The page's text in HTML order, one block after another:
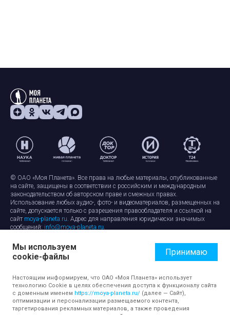
© ОАО «Моя Планета». Все права на любые материалы, опубликованные
на сайте, защищены в соответствии с российским и международным
законодательством об авторском праве и смежных правах.
Использование любых аудио-, фото- и видеоматериалов, размещенных на
сайте, допускается только с разрешения правообладателя и ссылкой на
сайт moya-planeta.ru. Адрес для направления юридически значимых
сообщений: info@moya-planeta.ru.
Правила сайтаРабота с cookie-файлами
Защита персональных данных
Обработка персональных данных
Мы используем
cookie-файлы
Принимаю
Настоящим информируем, что ОАО «Моя Планета» использует
технологию Cookie в целях обеспечения доступа к функционалу сайта
с доменным именем https://moya-planeta.ru/ (далее — Сайт),
оптимизации и персонализации размещаемого контента,
таргетирования рекламных материалов, а также проведения